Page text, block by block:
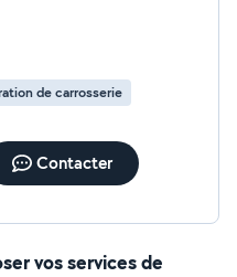
de carrosserie
Contacter
vos services de